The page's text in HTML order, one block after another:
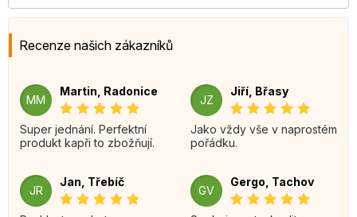
Recenze našich zákazníků
MM
Martin, Radonice
Super jednání. Perfektní
produkt kapři to zbožňují.
JZ
Jiří, Břasy
Jako vždy vše v naprostém
pořádku.
JR
Jan, Třebíč
GV
Gergo, Tachov